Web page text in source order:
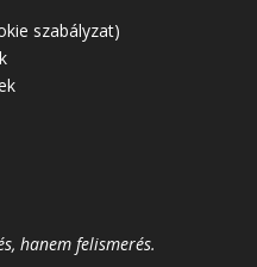
szabályzat)
hanem felismerés.